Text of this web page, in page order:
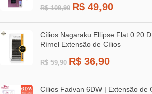
R$109,90 R$ 49,90
Cílios Nagaraku Ellipse Flat 0.20
Rímel Extensão de Cílios
R$59,90 R$ 36,90
Cílios Fadvan 6DW | Extensão de